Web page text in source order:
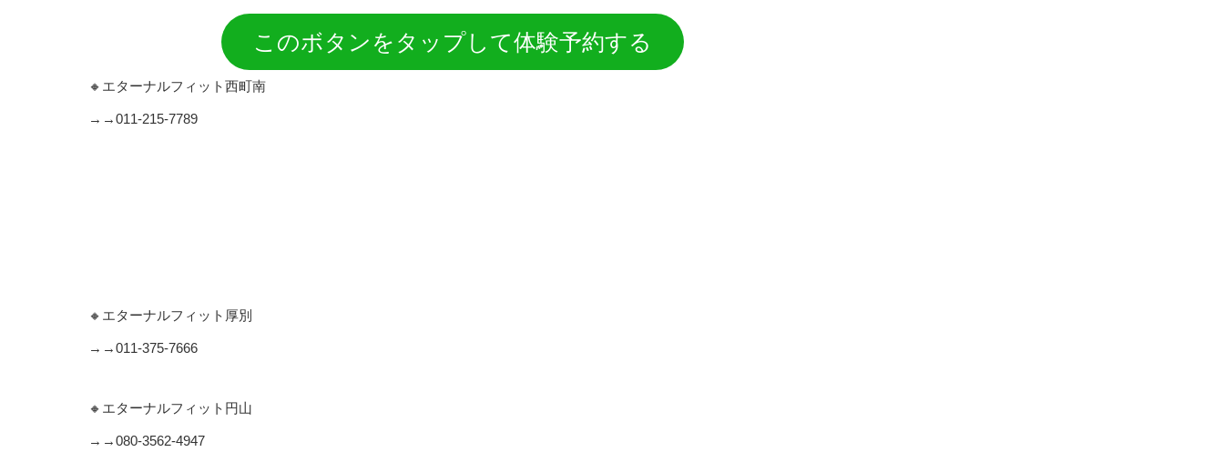
このボタンをタップして体験予約する
🔸エターナルフィット西町南
→→011-215-7789
🔸エターナルフィット厚別
→→011-375-7666
🔸エターナルフィット円山
→→080‐3562‐4947